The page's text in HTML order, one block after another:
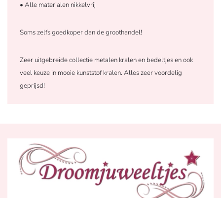
• Alle materialen nikkelvrij
Soms zelfs goedkoper dan de groothandel!
Zeer uitgebreide collectie metalen kralen en bedeltjes en ook
veel keuze in mooie kunststof kralen. Alles zeer voordelig
geprijsd!